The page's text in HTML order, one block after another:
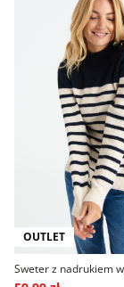
OUTLET